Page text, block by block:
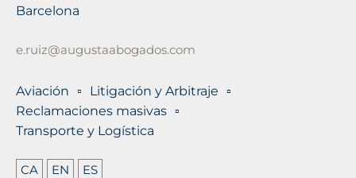
Aviación
Litigación y Arbitraje
Reclamaciones masivas
Transporte y Logística
CA EN ES
e.ruiz@augustaabogados.com
Barcelona